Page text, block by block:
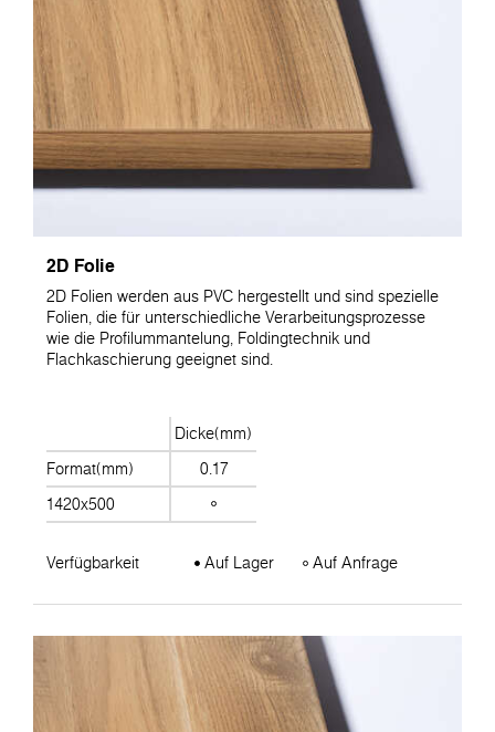
2D Folie
2D Folien werden aus PVC hergestellt und sind spezielle
Folien, die für unterschiedliche Verarbeitungsprozesse
wie die Profilummantelung, Foldingtechnik und
Flachkaschierung geeignet sind.
Dicke(mm)
Format(mm)
0.17
1420x500
Verfügbarkeit Auf Lager Auf Anfrage